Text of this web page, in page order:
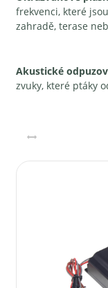
frekvenci, které
zahradě, terase
Akustické
zvuky, které ptáky